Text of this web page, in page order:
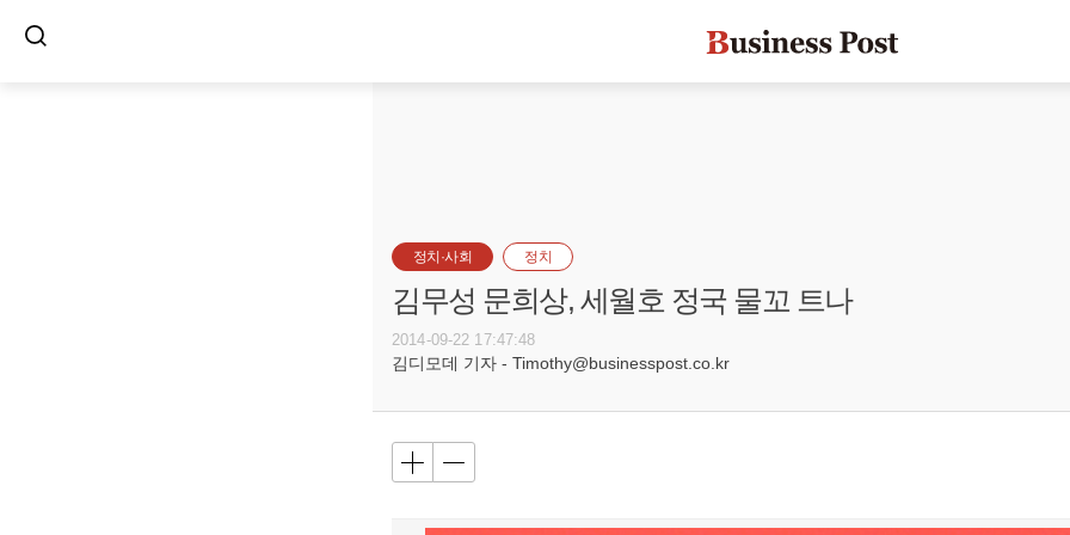
정치·사회 정치
김무성 문희상, 세월호 정국 물꼬 트나
2014-09-22 17:47:48
김디모데 기자 - Timothy@businesspost.co.kr